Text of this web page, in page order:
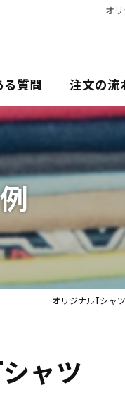
オ
る質問 注文の流
オリジナルTシャ
ャツ